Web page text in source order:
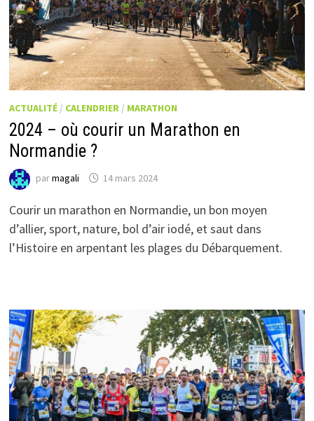
ACTUALITÉ / CALENDRIER / MARATHON
2024 – où courir un Marathon en
Normandie ?
parmagali 14 mars 2024
Courir un marathon en Normandie, un bon moyen
d’allier, sport, nature, bol d’air iodé, et saut dans
l’Histoire en arpentant les plages du Débarquement.